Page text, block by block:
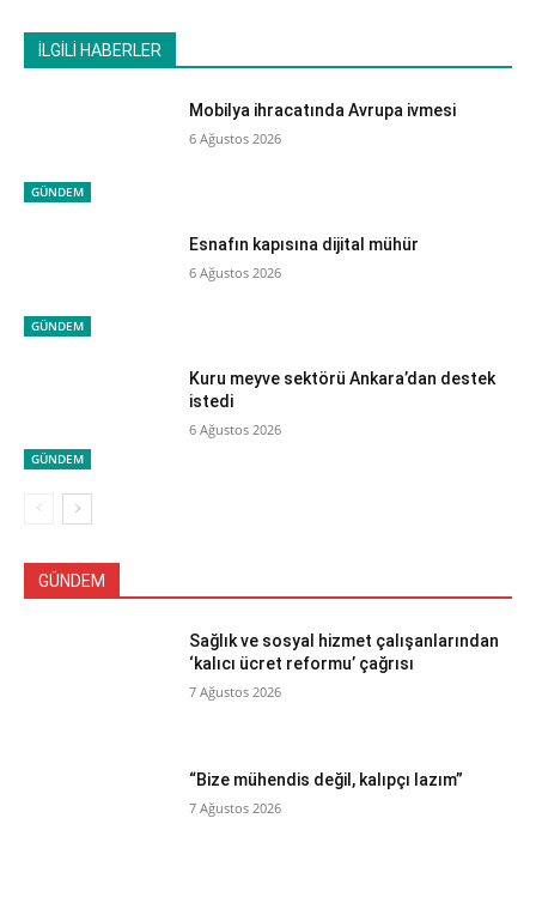
İLGİLİ HABERLER
GÜNDEM
Mobilya ihracatında Avrupa ivmesi
6 Ağustos 2026
GÜNDEM
Esnafın kapısına dijital mühür
6 Ağustos 2026
GÜNDEM
Kuru meyve sektörü Ankara’dan destek
istedi
6 Ağustos 2026
GÜNDEM
Sağlık ve sosyal hizmet çalışanlarından
‘kalıcı ücret reformu’ çağrısı
7 Ağustos 2026
“Bize mühendis değil, kalıpçı lazım”
7 Ağustos 2026